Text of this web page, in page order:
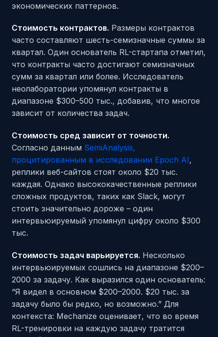
экономических паттернов.
Стоимость контрактов. Размеры контрактов
часто составляют шесть-семизначные суммы за
квартал. Один основатель RL-стартапа отметил,
что контракты часто достигают семизначных
сумм за квартал или более. Исследователь
неолаборатории упомянул контракты в
диапазоне $300–500 тыс., добавив, что многое
зависит от количества задач.
Стоимость сред зависит от точности.
Согласно данным SemiAnalysis,
процитированным в исследовании Epoch AI,
реплики веб-сайтов стоят около $20 тыс.
каждая. Однако высококачественные реплики
сложных продуктов, таких как Slack, могут
стоить значительно дороже – один
интервьюируемый упомянул цифру около $300
тыс.
Стоимость задач варьируется. Несколько
интервьюируемых сошлись на диапазоне $200–
2000 за задачу. Как выразился один основатель:
“Я видел в основном $200–2000. $20 тыс. за
задачу было бы редко, но возможно.” Для
контекста: Mechanize оценивает, что во время
RL-тренировки на каждую задачу тратится